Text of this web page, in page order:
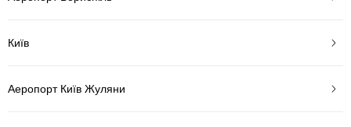
Київ
Аеропорт Київ Жуляни